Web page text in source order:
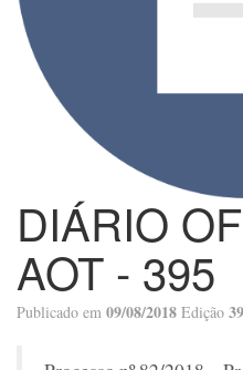
DIÁRIO
AOT - 395
Publicado em 09/08/2018 Edição